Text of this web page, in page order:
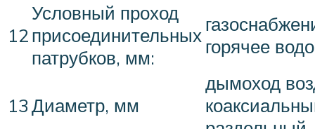
12
Условный проход
присоединительных
патрубков, мм:
горячее
13Диаметр, мм
дымоход